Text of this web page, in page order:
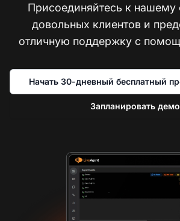
Присоединяйтесь к нашему
довольных клиентов и
отличную поддержку с
Начать 30-дневный бесплатный
Запланировать демо